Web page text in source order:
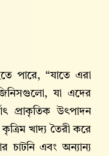
পারে, “যাতে এরা
যা এদের
প্রাকৃতিক উৎপাদন
খাদ্য তৈরী করে
চাটনি এবং অন্যান্য